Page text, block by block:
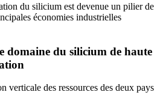
du silicium est devenue un pilier de
économies industrielles
domaine du silicium de haute
verticale des ressources des deux pays